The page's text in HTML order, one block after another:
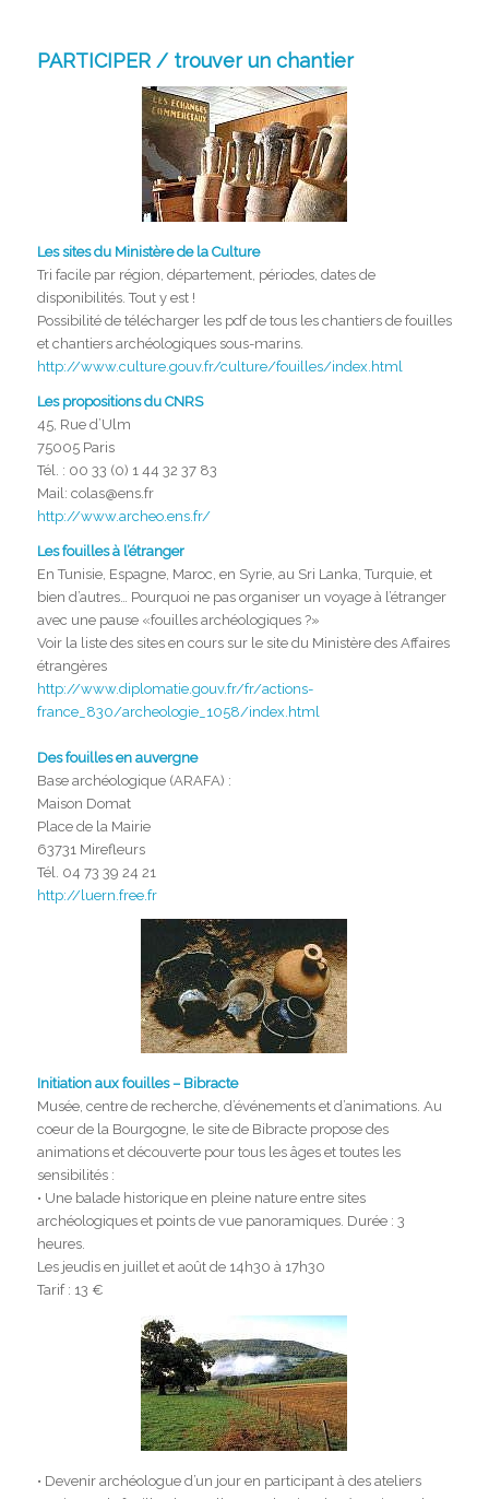
PARTICIPER / trouver un chantier
Les sites du Ministère de la Culture
Tri facile par région, département, périodes, dates de
disponibilités. Tout y est !
Possibilité de télécharger les pdf de tous les chantiers de fouilles
et chantiers archéologiques sous-marins.
http://www.culture.gouv.fr/culture/fouilles/index.html
Les propositions du CNRS
45, Rue d’Ulm
75005 Paris
Tél. : 00 33 (0) 1 44 32 37 83
Mail: colas@ens.fr
http://www.archeo.ens.fr/
Les fouilles à l’étranger
En Tunisie, Espagne, Maroc, en Syrie, au Sri Lanka, Turquie, et
bien d’autres… Pourquoi ne pas organiser un voyage à l’étranger
avec une pause «fouilles archéologiques ?»
Voir la liste des sites en cours sur le site du Ministère des Affaires
étrangères
http://www.diplomatie.gouv.fr/fr/actions-
france_830/archeologie_1058/index.html
Des fouilles en auvergne
Base archéologique (ARAFA) :
Maison Domat
Place de la Mairie
63731 Mirefleurs
Tél. 04 73 39 24 21
http://luern.free.fr
Initiation aux fouilles – Bibracte
Musée, centre de recherche, d’événements et d’animations. Au
coeur de la Bourgogne, le site de Bibracte propose des
animations et découverte pour tous les âges et toutes les
sensibilités :
• Une balade historique en pleine nature entre sites
archéologiques et points de vue panoramiques. Durée : 3
heures.
Les jeudis en juillet et août de 14h30 à 17h30
Tarif : 13 €
• Devenir archéologue d’un jour en participant à des ateliers